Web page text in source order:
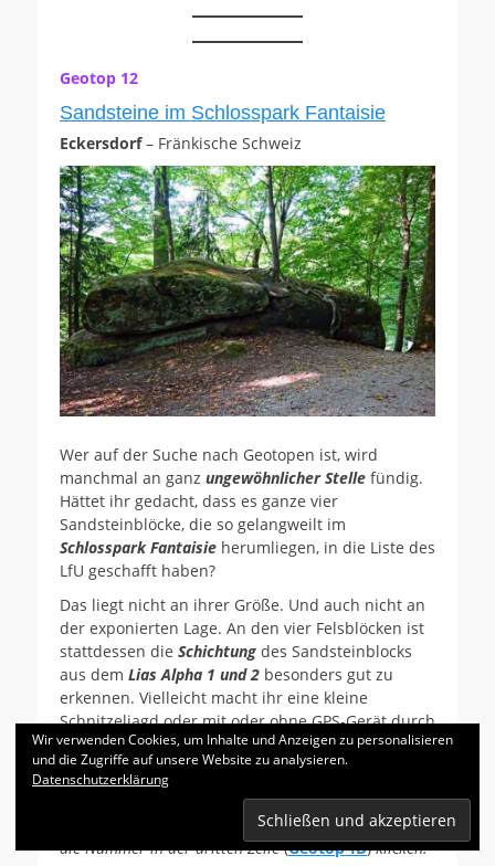
Geotop 12
Sandsteine im Schlosspark Fantaisie
Eckersdorf– Fränkische Schweiz
Wer auf der Suche nach Geotopen ist, wird
manchmal an ganz ungewöhnlicher Stelle fündig.
Hättet ihr gedacht, dass es ganze vier
Sandsteinblöcke, die so gelangweilt im
Schlosspark Fantaisie herumliegen, in die Liste des
LfU geschafft haben?
Das liegt nicht an ihrer Größe. Und auch nicht an
der exponierten Lage. An den vier Felsblöcken ist
stattdessen die Schichtung des Sandsteinblocks
aus dem Lias Alpha 1 und 2 besonders gut zu
erkennen. Vielleicht macht ihr eine kleine
Schnitzeljagd oder mit oder ohne GPS-Gerät durch
den Schlosspark, um sie alle vier zu erkunden.
Die Koordinaten findet ihr übringens auf dem
Datenblatt des LfU. Dazu entweder den Namen des
Geotops in Google eingeben oder bei wikipedia auf
die Nummer in der dritten Zeile(Geotop-ID)klicken.
Wir verwenden Cookies, um Inhalte und Anzeigen zu personalisieren
und die Zugriffe auf unsere Website zu analysieren.
Datenschutzerklärung